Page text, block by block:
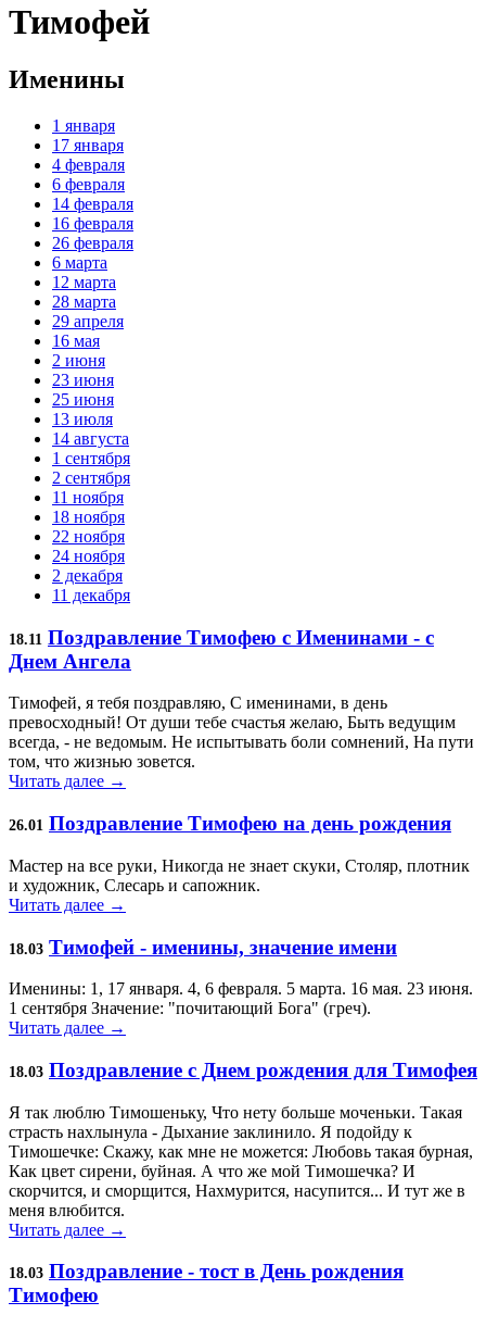
Тимофей
Именины
1 января
17 января
4 февраля
6 февраля
14 февраля
16 февраля
26 февраля
6 марта
12 марта
28 марта
29 апреля
16 мая
2 июня
23 июня
25 июня
13 июля
14 августа
1 сентября
2 сентября
11 ноября
18 ноября
22 ноября
24 ноября
2 декабря
11 декабря
18.11 Поздравление Тимофею с Именинами - с
Днем Ангела
Тимофей, я тебя поздравляю, С именинами, в день
превосходный! От души тебе счастья желаю, Быть ведущим
всегда, - не ведомым. Не испытывать боли сомнений, На пути
том, что жизнью зовется.
Читать далее →
26.01 Поздравление Тимофею на день рождения
Мастер на все руки, Никогда не знает скуки, Столяр, плотник
и художник, Слесарь и сапожник.
Читать далее →
18.03 Тимофей - именины, значение имени
Именины: 1, 17 января. 4, 6 февраля. 5 марта. 16 мая. 23 июня.
1 сентября Значение: "почитающий Бога" (греч).
Читать далее →
18.03 Поздравление с Днем рождения для Тимофея
Я так люблю Тимошеньку, Что нету больше моченьки. Такая
страсть нахлынула - Дыхание заклинило. Я подойду к
Тимошечке: Скажу, как мне не можется: Любовь такая бурная,
Как цвет сирени, буйная. А что же мой Тимошечка? И
скорчится, и сморщится, Нахмурится, насупится... И тут же в
меня влюбится.
Читать далее →
18.03 Поздравление - тост в День рождения
Тимофею